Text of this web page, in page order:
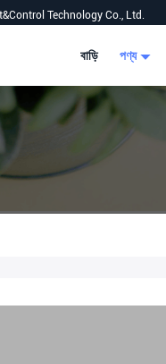
Technology Co., Ltd.
বাড়ি পণ্য